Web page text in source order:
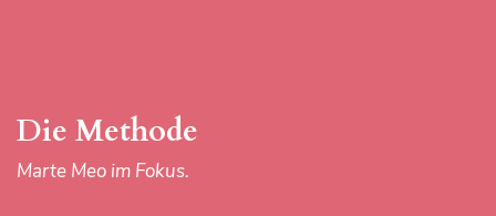
Kurse im Fokus.
Die Methode
Marte Meo im Fokus.